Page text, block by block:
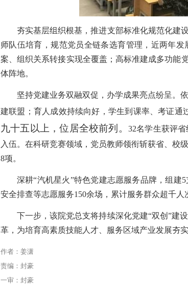
夯实基层组织根基，推进支部标准化规范化建
师队伍培育，规范党员全链条选育管理，近两年
案、组织关系转接实现全覆盖；高标准建成多功能
体阵地。
坚持党建业务双融双促，办学成果亮点纷呈。
建联盟；育人成效持续向好，学生到课率、考证通
九十五以上，位居全校前列。
32名学生获评
入伍。在科研竞赛领域，党员教师领衔斩获省、校
8项。
深耕“汽机星火”特色党建志愿服务品牌，组建
安全排查等志愿服务150余场，累计服务群众超千人
下一步，该院党总支将持续深化党建“双创”建
革，为培育高素质技能人才、服务区域产业发展夯实
作者：姜潇
责编：封豪
一审：封豪